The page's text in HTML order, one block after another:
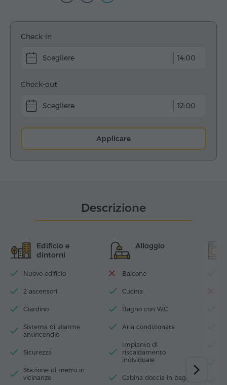
Check-in
14:00
Check-out
12:00
Applicare
Descrizione
Edificio e
dintorni
Nuovo edificio
2 ascensori
Giardino
Sistema di allarme
antincendio
Sicurezza
Stazione di metro in
vicinanze
Alloggio
Balcone
Cucina
Bagno con WC
Aria condizionata
Impianto di
riscaldamento
individuale
Cabina doccia in bagno